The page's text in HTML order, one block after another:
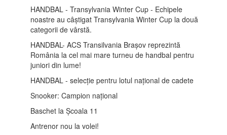
HANDBAL - Transylvania Winter Cup - Echipele
noastre au câștigat Transylvania Winter Cup la două
categorii de vârstă.
HANDBAL- ACS Transilvania Brașov reprezintă
România la cel mai mare turneu de handbal pentru
juniori din lume!
HANDBAL - selecție pentru lotul național de cadete
Snooker: Campion național
Baschet la Școala 11
Antrenor nou la volei!